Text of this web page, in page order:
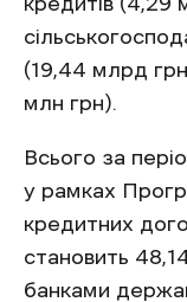
(19,44 млрд
млн грн).
Всього за
у рамках
кредитних
становить
банками